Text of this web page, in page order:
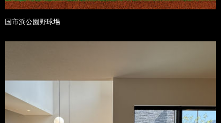
国市浜公園野球場